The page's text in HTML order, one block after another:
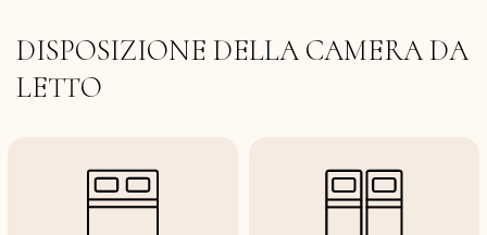
DISPOSIZIONE DELLA CAMERA DA
LETTO